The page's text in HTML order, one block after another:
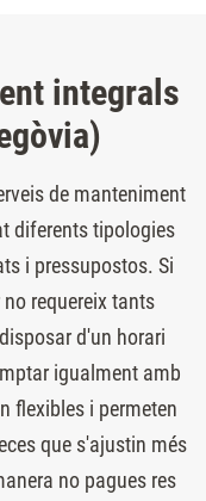
integrals
de manteniment
diferents tipologies
i pressupostos. Si
requereix tants
d'un horari
igualment amb
flexibles i permeten
que s'ajustin més
no pagues res